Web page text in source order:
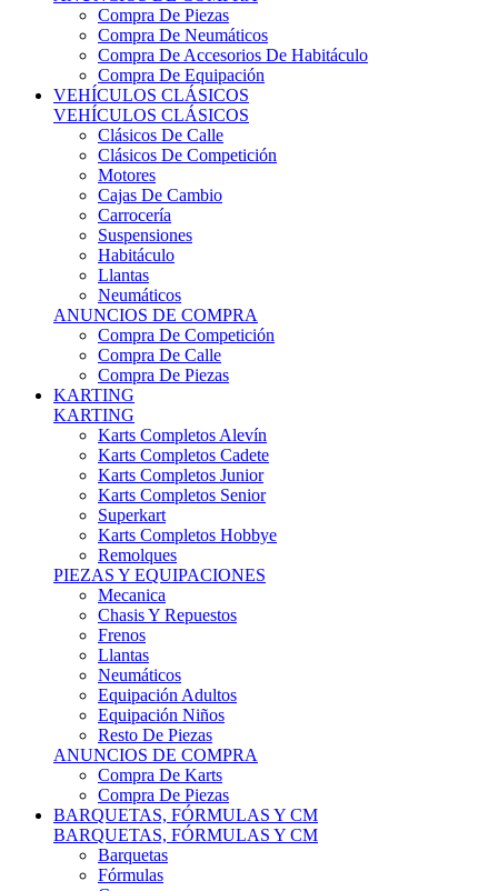
Compra De Neumáticos
Compra De Accesorios De Habitáculo
Compra De Equipación
VEHÍCULOS CLÁSICOS
VEHÍCULOS CLÁSICOS
Clásicos De Calle
Clásicos De Competición
Motores
Cajas De Cambio
Carrocería
Suspensiones
Habitáculo
Llantas
Neumáticos
ANUNCIOS DE COMPRA
Compra De Competición
Compra De Calle
Compra De Piezas
KARTING
KARTING
Karts Completos Alevín
Karts Completos Cadete
Karts Completos Junior
Karts Completos Senior
Superkart
Karts Completos Hobbye
Remolques
PIEZAS Y EQUIPACIONES
Mecanica
Chasis Y Repuestos
Frenos
Llantas
Neumáticos
Equipación Adultos
Equipación Niños
Resto De Piezas
ANUNCIOS DE COMPRA
Compra De Karts
Compra De Piezas
BARQUETAS, FÓRMULAS Y CM
BARQUETAS, FÓRMULAS Y CM
Barquetas
Fórmulas
Cm
Prototipos